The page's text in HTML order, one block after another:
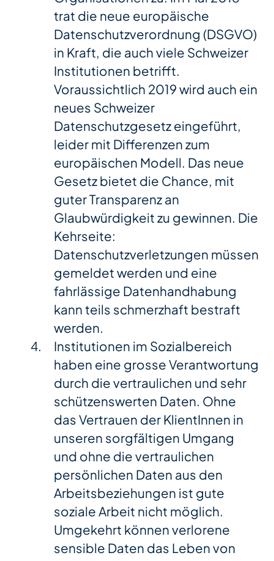
trat die neue europäische
Datenschutzverordnung (DSGVO)
in Kraft, die auch viele Schweizer
Institutionen betrifft.
Voraussichtlich 2019 wird auch ein
neues Schweizer
Datenschutzgesetz eingeführt,
leider mit Differenzen zum
europäischen Modell. Das neue
Gesetz bietet die Chance, mit
guter Transparenz an
Glaubwürdigkeit zu gewinnen. Die
Kehrseite:
Datenschutzverletzungen müssen
gemeldet werden und eine
fahrlässige Datenhandhabung
kann teils schmerzhaft bestraft
werden.
Institutionen im Sozialbereich
haben eine grosse Verantwortung
durch die vertraulichen und sehr
schützenswerten Daten. Ohne
das Vertrauen der KlientInnen in
unseren sorgfältigen Umgang
und ohne die vertraulichen
persönlichen Daten aus den
Arbeitsbeziehungen ist gute
soziale Arbeit nicht möglich.
Umgekehrt können verlorene
sensible Daten das Leben von